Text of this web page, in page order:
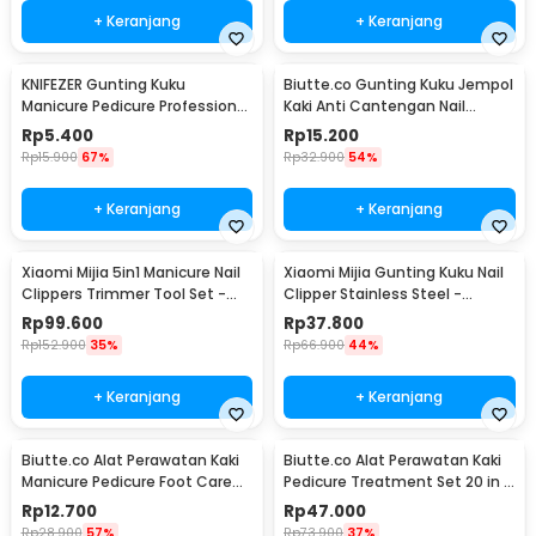
+ Keranjang + Keranjang
KNIFEZER Gunting Kuku
Manicure Pedicure Professional
Stainless Steel - Y-02ZJQ
Rp5.400
Rp15.900 67%
+ Keranjang
Biutte.co Gunting Kuku Jempol
Kaki Anti Cantengan Nail
Clipper - MZ-020
Rp15.200
Rp32.900 54%
+ Keranjang
Xiaomi Mijia 5in1 Manicure Nail
Clippers Trimmer Tool Set -
MJZJD002QW
Rp99.600
Rp152.900 35%
+ Keranjang
Xiaomi Mijia Gunting Kuku Nail
Clipper Stainless Steel -
MJZJD001QW
Rp37.800
Rp66.900 44%
+ Keranjang
Biutte.co Alat Perawatan Kaki
Manicure Pedicure Foot Care
8in1 - IN1807
Rp12.700
Biutte.co Alat Perawatan Kaki
Pedicure Treatment Set 20 in 1
- GR5663
Rp47.000